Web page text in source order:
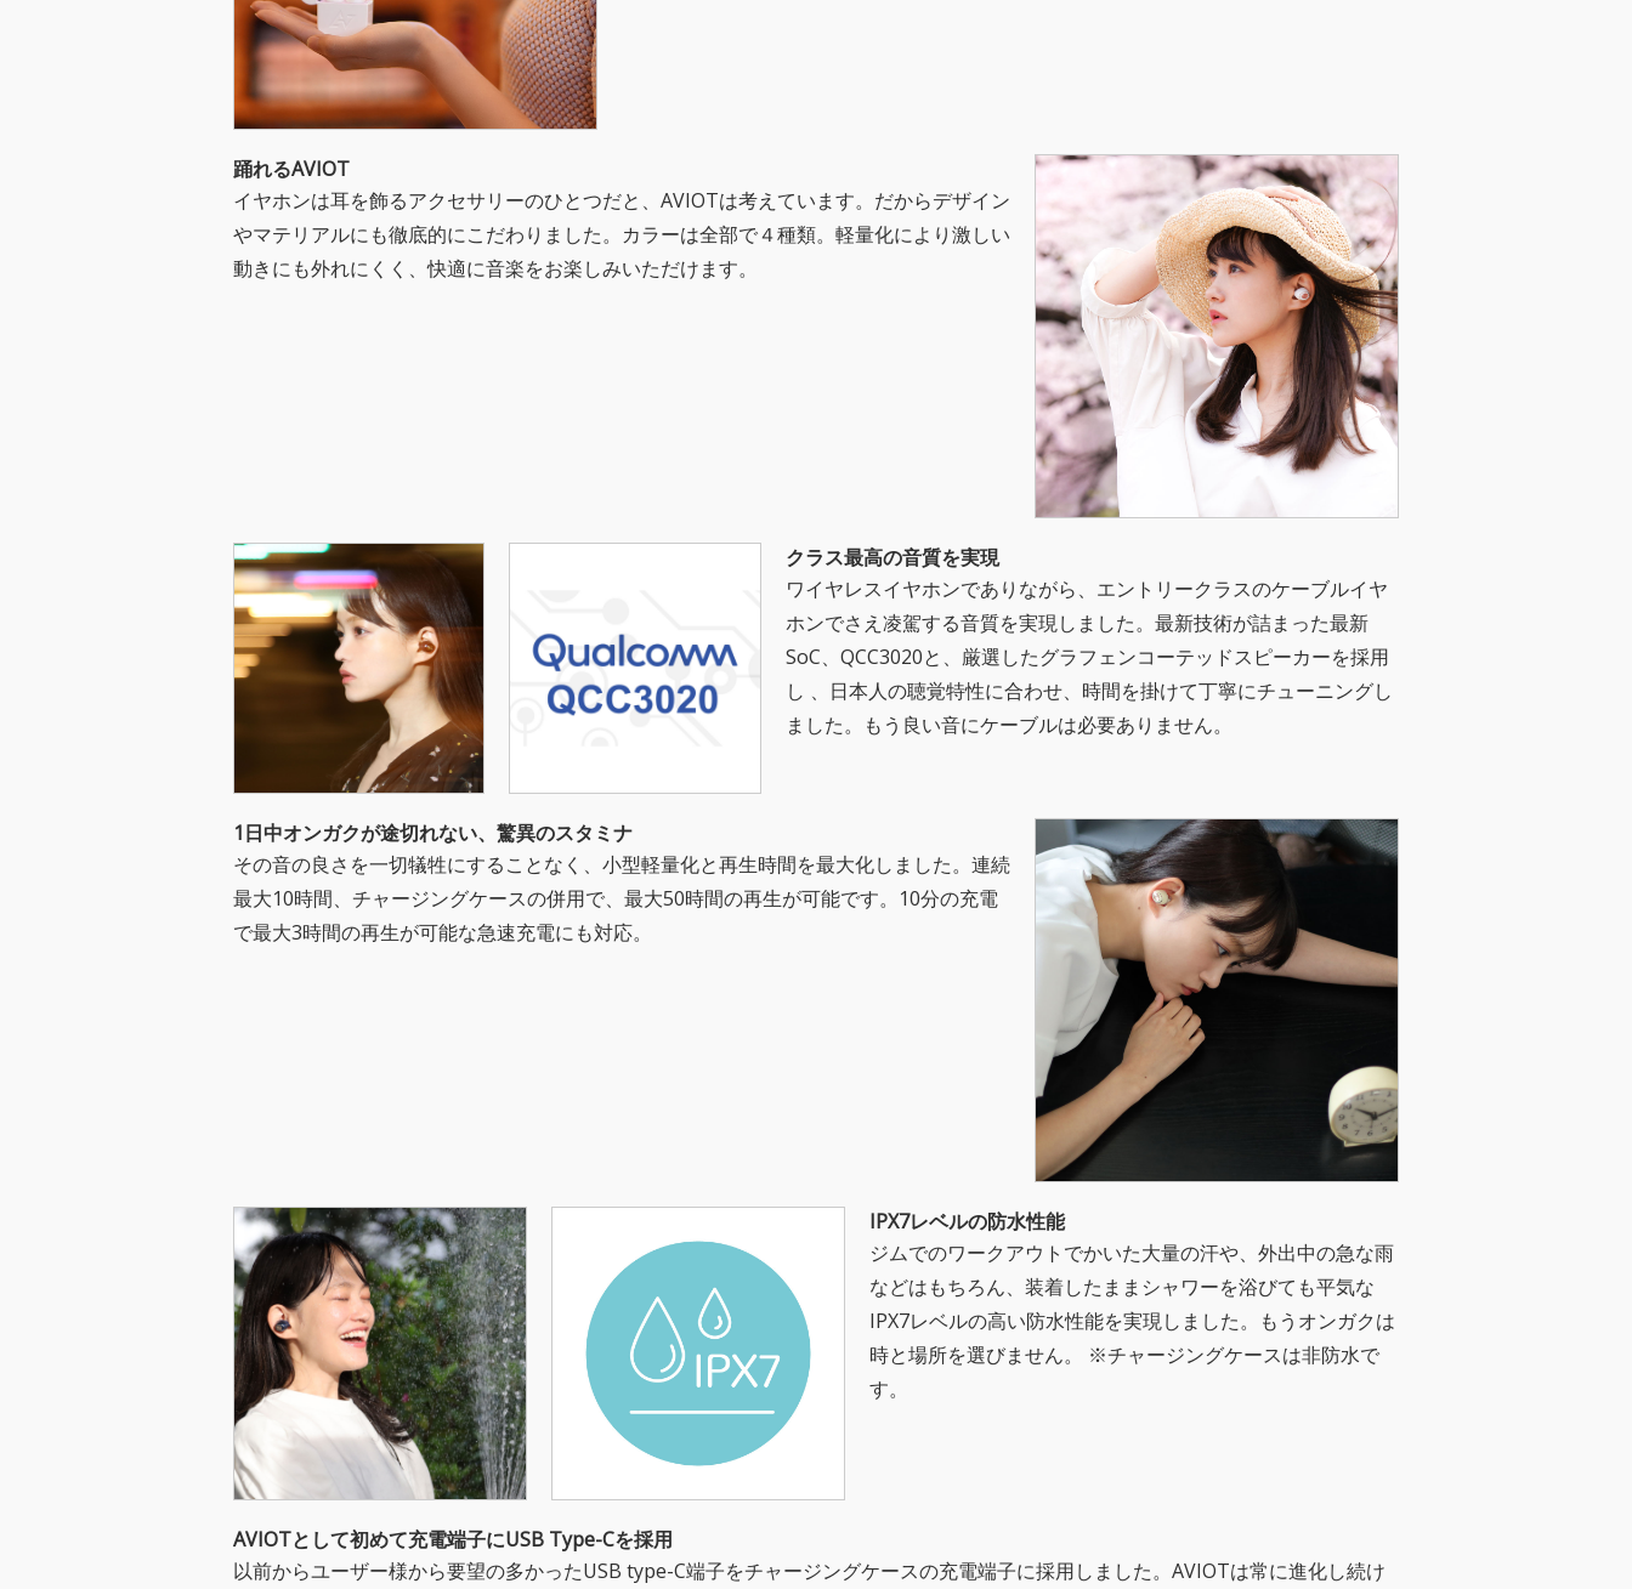
踊れるAVIOT
イヤホンは耳を飾るアクセサリーのひとつだと、AVIOTは考えています。だからデザイン
やマテリアルにも徹底的にこだわりました。カラーは全部で４種類。軽量化により激しい
動きにも外れにくく、快適に音楽をお楽しみいただけます。
クラス最高の音質を実現
ワイヤレスイヤホンでありながら、エントリークラスのケーブルイヤ
ホンでさえ凌駕する音質を実現しました。最新技術が詰まった最新
SoC、QCC3020と、厳選したグラフェンコーテッドスピーカーを採用
し 、日本人の聴覚特性に合わせ、時間を掛けて丁寧にチューニングし
ました。もう良い音にケーブルは必要ありません。
1日中オンガクが途切れない、驚異のスタミナ
その音の良さを一切犠牲にすることなく、小型軽量化と再生時間を最大化しました。連続
最大10時間、チャージングケースの併用で、最大50時間の再生が可能です。10分の充電
で最大3時間の再生が可能な急速充電にも対応。
IPX7レベルの防水性能
ジムでのワークアウトでかいた大量の汗や、外出中の急な雨
などはもちろん、装着したままシャワーを浴びても平気な
IPX7レベルの高い防水性能を実現しました。もうオンガクは
時と場所を選びません。 ※チャージングケースは非防水で
す。
AVIOTとして初めて充電端子にUSB Type-Cを採用
以前からユーザー様から要望の多かったUSB type-C端子をチャージングケースの充電端子に採用しました。AVIOTは常に進化し続け